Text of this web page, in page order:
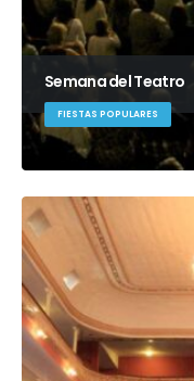
Semana del Teatro
FIESTAS POPULARES